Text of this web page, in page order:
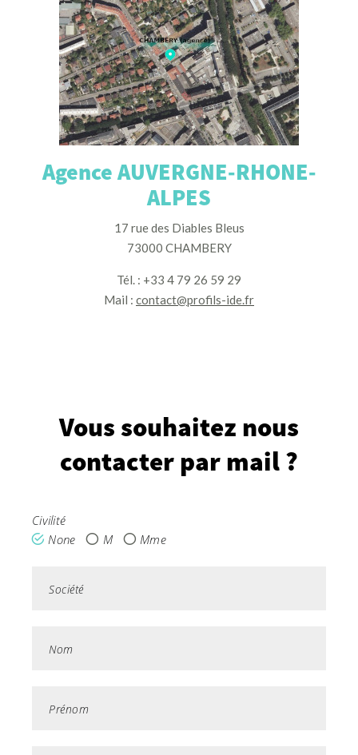
Agence AUVERGNE-RHONE-
ALPES
17 rue des Diables Bleus
73000 CHAMBERY
Tél. : +33 4 79 26 59 29
Mail : contact@profils-ide.fr
Vous souhaitez nous
contacter par mail ?
Civilité
None
M Mme